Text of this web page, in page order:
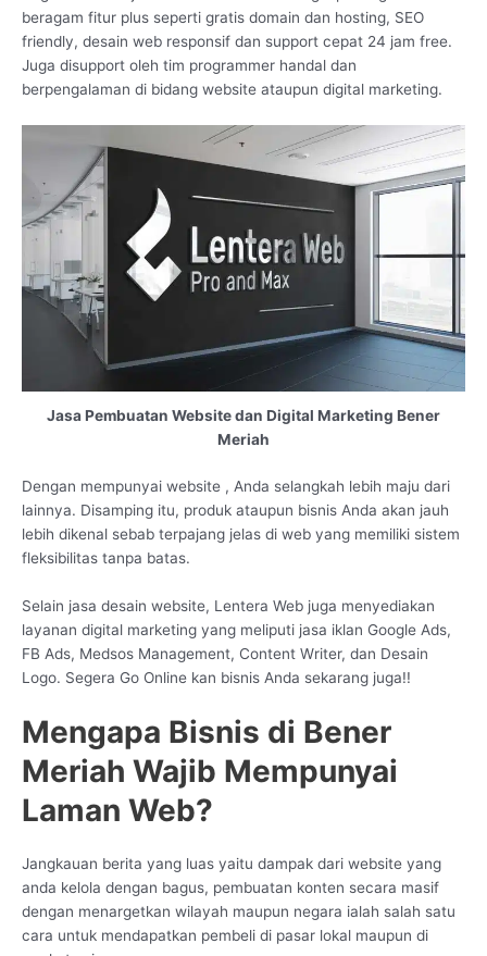
beragam fitur plus seperti gratis domain dan hosting, SEO
friendly, desain web responsif dan support cepat 24 jam free.
Juga disupport oleh tim programmer handal dan
berpengalaman di bidang website ataupun digital marketing.
Jasa Pembuatan Website dan Digital Marketing Bener
Meriah
Dengan mempunyai website , Anda selangkah lebih maju dari
lainnya. Disamping itu, produk ataupun bisnis Anda akan jauh
lebih dikenal sebab terpajang jelas di web yang memiliki sistem
fleksibilitas tanpa batas.
Selain jasa desain website, Lentera Web juga menyediakan
layanan digital marketing yang meliputi jasa iklan Google Ads,
FB Ads, Medsos Management, Content Writer, dan Desain
Logo. Segera Go Online kan bisnis Anda sekarang juga!!
Mengapa Bisnis di Bener
Meriah Wajib Mempunyai
Laman Web?
Jangkauan berita yang luas yaitu dampak dari website yang
anda kelola dengan bagus, pembuatan konten secara masif
dengan menargetkan wilayah maupun negara ialah salah satu
cara untuk mendapatkan pembeli di pasar lokal maupun di